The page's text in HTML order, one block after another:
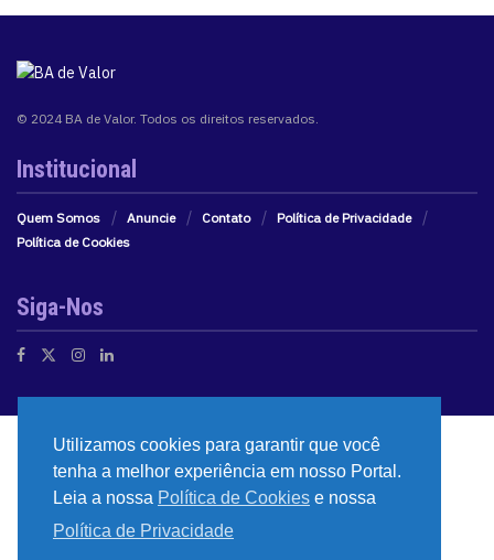
© 2024 BA de Valor. Todos os direitos reservados.
Institucional
Quem Somos Anuncie Contato
Política de Privacidade
Política de Cookies
Siga-Nos
Utilizamos cookies para garantir que você
tenha a melhor experiência em nosso Portal.
Leia a nossa Política de Cookies e nossa
Política de Privacidade